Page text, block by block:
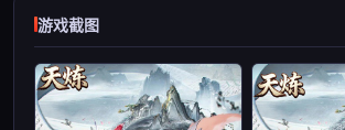
游戏截图